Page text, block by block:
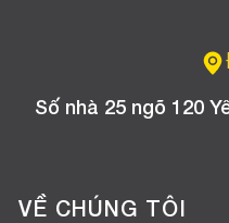
Số nhà 25 ngõ 120
VỀ CHÚNG TÔI